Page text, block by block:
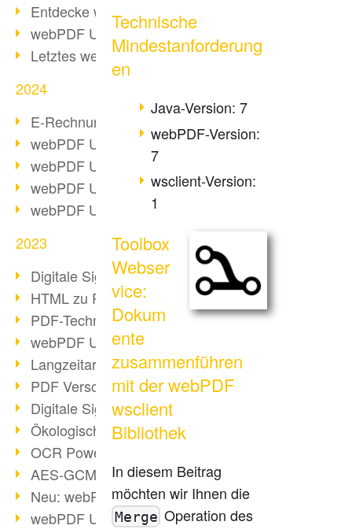
Entdecke webPDF 10
webPDF Update 9.0.0.3655
Letztes webPDF 8 Update
2024
E-Rechnungsstellung ab 2025
webPDF Update 9.0.0.3584
webPDF Update 9.0.0.3479
webPDF Update 9.0.0.3361
webPDF Update 9.0.0.3264
2023
Digitale Signatur in PDF
HTML zu PDF
PDF-Techniken für Barrierefreiheit
webPDF Update 9.0.0.3149
Langzeitarchivierung mit PDF/A
PDF Verschlüsselung
Digitale Signaturen
Ökologischen Abdruck reduzieren
OCR Power für Profis
AES-GCM-Unterstützung (PDF 2.0)
Neu: webPDF Developer Hub
webPDF Update 9.0.0.2898
Technische
Mindestanforderung
en
Java-Version: 7
webPDF-Version:
7
wsclient-Version:
1
Toolbox
Webser
vice:
Dokum
ente
zusammenführen
mit der webPDF
wsclient
Bibliothek
In diesem Beitrag
möchten wir Ihnen die
Merge Operation des